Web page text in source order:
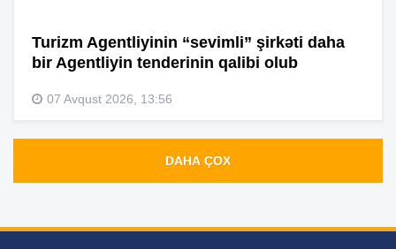
Turizm Agentliyinin “sevimli” şirkəti daha
bir Agentliyin tenderinin qalibi olub
07 Avqust 2026, 13:56
DAHA ÇOX